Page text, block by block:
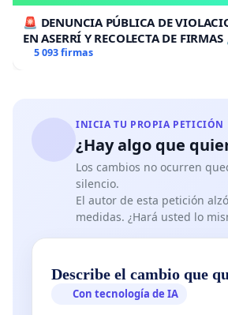
🚨 DENUNCIA PÚBLICA DE
EN ASERRÍ Y RECOLECTA DE FIRMAS
5 093 firmas
INICIA TU PROPIA PETICIÓN
¿Hay algo que
Los cambios no ocurren
silencio.
El autor de esta petición
medidas. ¿Hará usted lo
Describe el cambio que
Con tecnología de IA